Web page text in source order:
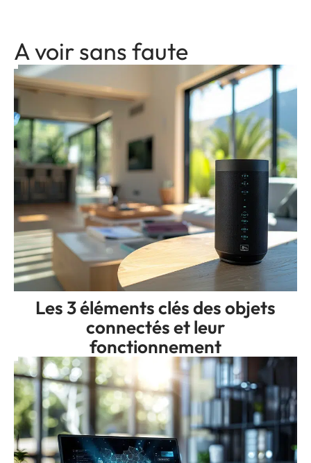
A voir sans faute
Les 3 éléments clés des objets
connectés et leur
fonctionnement